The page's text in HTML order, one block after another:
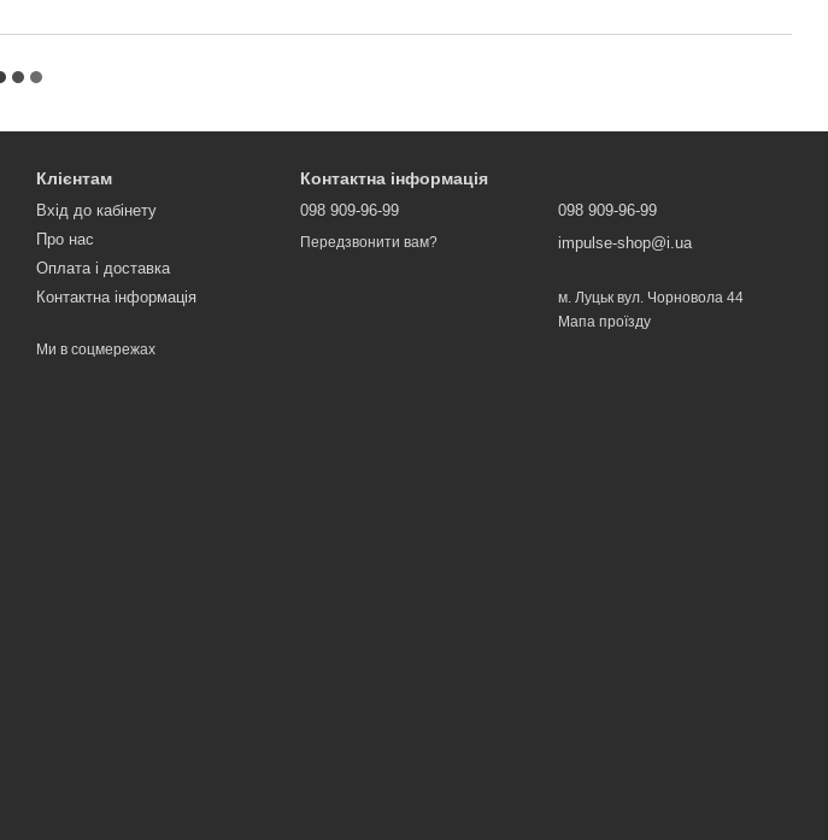
Клієнтам
Вхід до кабінету
Про нас
Оплата і доставка
Контактна інформація
Ми в соцмережах
Контактна інформація
098 909-96-99
Передзвонити вам?
098 909-96-99
impulse-shop@i.ua
м. Луцьк вул. Чорновола 44
Мапа проїзду